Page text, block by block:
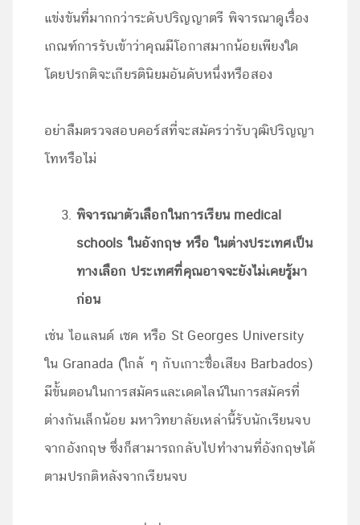
แข่งขันที่มากกว่าระดับปริญญาตรี พิจารณาดูเรื่อง
เกณฑ์การรับเข้าว่าคุณมีโอกาสมากน้อยเพียงใด
โดยปรกติจะเกียรตินิยมอันดับหนึ่งหรือสอง
อย่าลืมตรวจสอบคอร์สที่จะสมัครว่ารับวุฒิปริญญา
โทหรือไม่
พิจารณาตัวเลือกในการเรียน medical
schools ในอังกฤษ หรือ ในต่างประเทศเป็น
ทางเลือก ประเทศที่คุณอาจจะยังไม่เคยรู้มา
ก่อน
เช่น ไอแลนด์ เชค หรือ St Georges University
ใน Granada (ใกล้ ๆ กับเกาะชื่อเสียง Barbados)
มีขั้นตอนในการสมัครและเดดไลน์ในการสมัครที่
ต่างกันเล็กน้อย มหาวิทยาลัยเหล่านี้รับนักเรียนจบ
จากอังกฤษ ซึ่งก็สามารถกลับไปทำงานที่อังกฤษได้
ตามปรกติหลังจากเรียนจบ